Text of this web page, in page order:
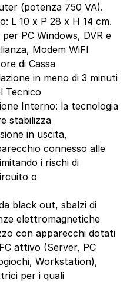
(potenza 750 VA).
L 10 x P 28 x H 14 cm.
PC Windows, DVR e
Modem WiFI
di Cassa
in meno di 3 minuti
Tecnico
Interno: la tecnologia
stabilizza
in uscita,
connesso alle
i rischi di
o
black out, sbalzi di
elettromagnetiche
con apparecchi dotati
attivo (Server, PC
Workstation),
per i quali